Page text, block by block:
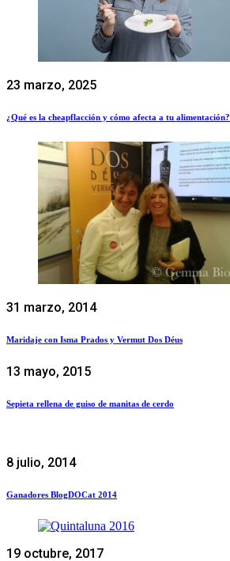
23 marzo, 2025
¿Qué es la cheapflacción y cómo afecta a tu alimentación?
31 marzo, 2014
Maridaje con Isma Prados y Vermut Dos Déus
13 mayo, 2015
Sepieta rellena de guiso de manitas de cerdo
8 julio, 2014
Ganadores BlogDOCat 2014
19 octubre, 2017